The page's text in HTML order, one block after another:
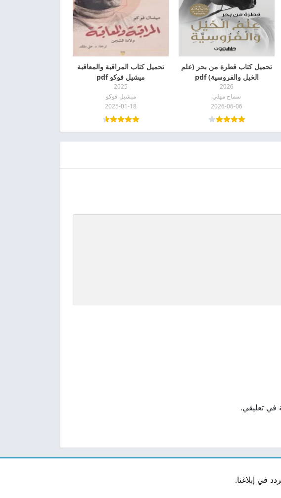
تحميل كتاب قطرة من بحر (علم
الخيل والفروسية) pdf
2026
سماح مهلي
2026-06-06
تحميل كتاب المراقبة والمعاقبة
ميشيل فوكو pdf
2025
ميشيل فوكو
2025-01-18
في تعليقي.
في إبلاغنا.